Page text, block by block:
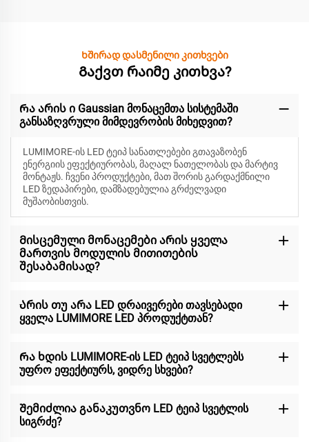
Ხშირად დასმენილი კითხვები
Გაქვთ რაიმე კითხვა?
Რა არის ი Gaussian მონაცემთა სისტემაში
განსაზღვრული მიმდევრობის მიხედვით?
LUMIMORE-ის LED ტეიპ სანათლებები გთავაზობენ
ენერგიის ეფექტიურობას, მაღალ ნათელობას და მარტივ
მონტაჟს. ჩვენი პროდუქტები, მათ შორის გარდაქმნილი
LED ზედაპირები, დამზადებულია გრძელვადი
მუშაობისთვის.
Მისცემული მონაცემები არის ყველა
მართვის მოდულის მითითების
შესაბამისად?
Არის თუ არა LED დრაივერები თავსებადი
ყველა LUMIMORE LED პროდუქტთან?
Რა ხდის LUMIMORE-ის LED ტეიპ სვეტლებს
უფრო ეფექტიურს, ვიდრე სხვები?
Შემიძლია განაკუთვნო LED ტეიპ სვეტლის
სიგრძე?